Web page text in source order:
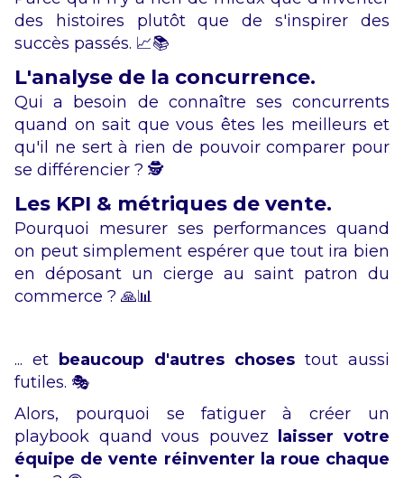
des histoires plutôt que de s'inspirer des
succès passés. 📈📚
L'analyse de la concurrence.
Qui a besoin de connaître ses concurrents
quand on sait que vous êtes les meilleurs et
qu'il ne sert à rien de pouvoir comparer pour
se différencier ? 🕵️
Les KPI & métriques de vente.
Pourquoi mesurer ses performances quand
on peut simplement espérer que tout ira bien
en déposant un cierge au saint patron du
commerce ? 🙏📊
... et beaucoup d'autres choses tout aussi
futiles. 🎭
Alors, pourquoi se fatiguer à créer un
playbook quand vous pouvez
laisser votre
équipe de vente réinventer la roue chaque